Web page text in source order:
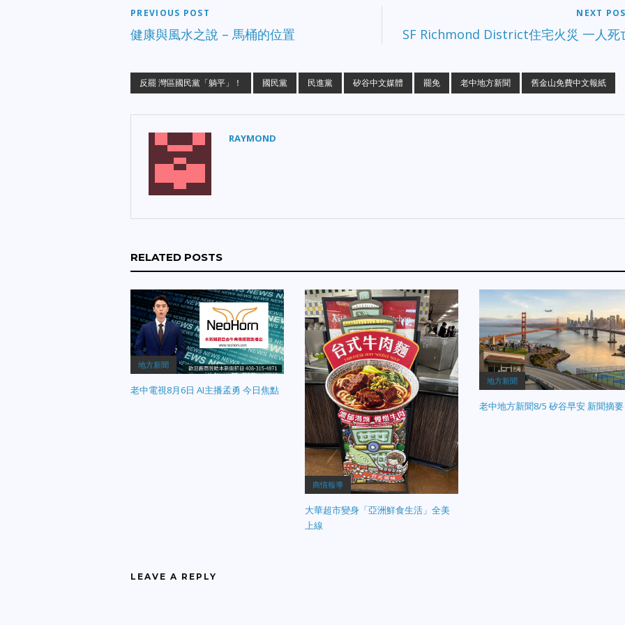
PREVIOUS POST
健康與風水之說 – 馬桶的位置
NEXT
SF Richmond District住宅火災 一人死
反罷 灣區國民黨「躺平」！ 國民黨 民進黨 矽谷中文媒體 罷免 老中地方新聞 舊金山免費中文報紙
RAYMOND
RELATED POSTS
地方新聞
老中電視8月6日 AI主播孟勇 今日焦點
商情報導
大華超市變身「亞洲鮮食生活」全美
上線
地方新聞
老中地方新聞8/5 矽谷早安 新聞摘要
LEAVE A REPLY